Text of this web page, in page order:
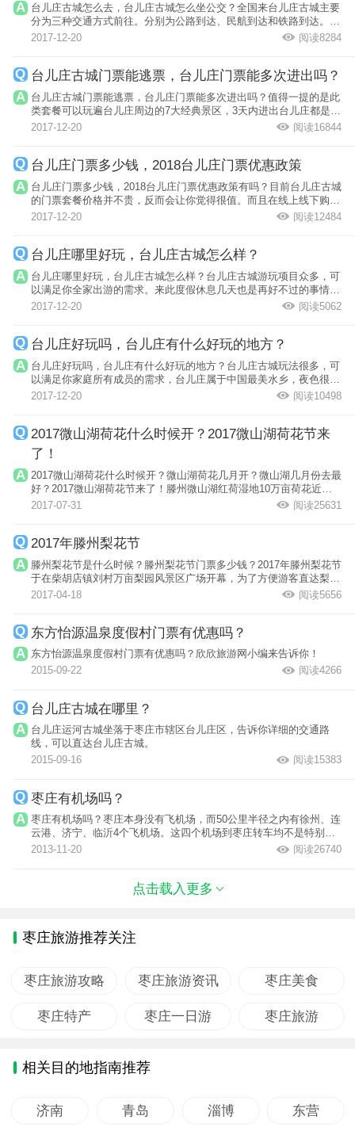
台儿庄古城怎么去，台儿庄古城怎么坐公交？全国来台儿庄古城主要
分为三种交通方式前往。分别为公路到达、民航到达和铁路到达。建
议你可根据...
2017-12-20 阅读8284
台儿庄古城门票能逃票，台儿庄门票能多次进出吗？
台儿庄古城门票能逃票，台儿庄门票能多次进出吗？值得一提的是此
类套餐可以玩遍台儿庄周边的7大经典景区，3天内进出台儿庄都是免
费的。不过...
2017-12-20 阅读16844
台儿庄门票多少钱，2018台儿庄门票优惠政策
台儿庄门票多少钱，2018台儿庄门票优惠政策有吗？目前台儿庄古城
的门票套餐价格并不贵，反而会让你觉得很值。而且在线上线下购
票、换票都很...
2017-12-20 阅读12484
台儿庄哪里好玩，台儿庄古城怎么样？
台儿庄哪里好玩，台儿庄古城怎么样？台儿庄古城游玩项目众多，可
以满足你全家出游的需求。来此度假休息几天也是再好不过的事情。
下面我就三...
2017-12-20 阅读5062
台儿庄好玩吗，台儿庄有什么好玩的地方？
台儿庄好玩吗，台儿庄有什么好玩的地方？台儿庄古城玩法很多，可
以满足你家庭所有成员的需求，台儿庄属于中国最美水乡，夜色很迷
人。建议年...
2017-12-20 阅读10498
2017微山湖荷花什么时候开？2017微山湖荷花节来
了！
2017微山湖荷花什么时候开？微山湖荷花几月开？微山湖几月份去最
好？2017微山湖荷花节来了！滕州微山湖红荷湿地10万亩荷花近日
陆续盛开，下...
2017-07-31 阅读25631
2017年滕州梨花节
滕州梨花节是什么时候？滕州梨花节门票多少钱？2017年滕州梨花节
于在柴胡店镇刘村万亩梨园风景区广场开幕，为了方便游客直达梨园
景区还开通...
2017-04-18 阅读5656
东方怡源温泉度假村门票有优惠吗？
东方怡源温泉度假村门票有优惠吗？欣欣旅游网小编来告诉你！
2015-09-22
阅读4266
台儿庄古城在哪里？
台儿庄运河古城坐落于枣庄市辖区台儿庄区，告诉你详细的交通路
线，可以直达台儿庄古城。
2015-09-16
阅读15383
枣庄有机场吗？
枣庄有机场吗？枣庄本身没有飞机场，而50公里半径之内有徐州、连
云港、济宁、临沂4个飞机场。这四个机场到枣庄转车均不是特别麻
烦，朋友们...
2013-11-20 阅读26740
点击载入更多
枣庄旅游推荐关注
枣庄旅游攻略 枣庄旅游资讯 枣庄美食
枣庄特产 枣庄一日游 枣庄旅游
相关目的地指南推荐
济南 青岛 淄博 东营